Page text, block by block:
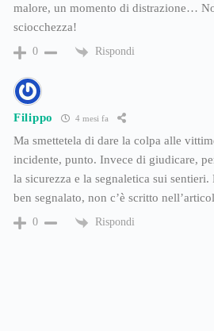
malore, un momento di distrazione…
sciocchezza!
0 Rispondi
Filippo 4 mesi fa
Ma smettetela di dare la colpa alle
incidente, punto. Invece di giudicare,
la sicurezza e la segnaletica sui sentieri.
ben segnalato, non c’è scritto
0 Rispondi